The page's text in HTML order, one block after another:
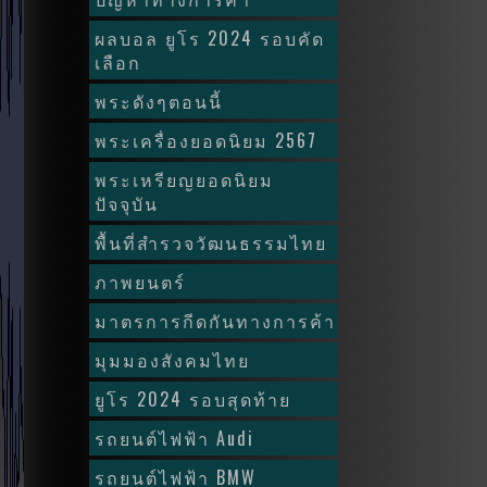
ผลบอล ยูโร 2024 รอบคัด
เลือก
พระดังๆตอนนี้
พระเครื่องยอดนิยม 2567
พระเหรียญยอดนิยม
ปัจจุบัน
พื้นที่สำรวจวัฒนธรรมไทย
ภาพยนตร์
มาตรการกีดกันทางการค้า
มุมมองสังคมไทย
ยูโร 2024 รอบสุดท้าย
รถยนต์ไฟฟ้า Audi
รถยนต์ไฟฟ้า BMW